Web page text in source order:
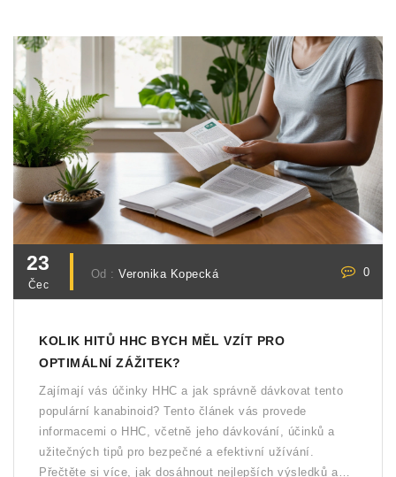
23
Čec
Od :Veronika Kopecká 0
KOLIK HITŮ HHC BYCH MĚL VZÍT PRO
OPTIMÁLNÍ ZÁŽITEK?
Zajímají vás účinky HHC a jak správně dávkovat tento
populární kanabinoid? Tento článek vás provede
informacemi o HHC, včetně jeho dávkování, účinků a
užitečných tipů pro bezpečné a efektivní užívání.
Přečtěte si více, jak dosáhnout nejlepších výsledků a